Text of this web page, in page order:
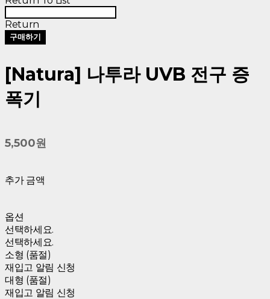
Return
구매하기
[Natura] 나투라 UVB 전구 증
폭기
5,500원
추가 금액
옵션
선택하세요.
선택하세요.
소형 (품절)
재입고 알림 신청
대형 (품절)
재입고 알림 신청